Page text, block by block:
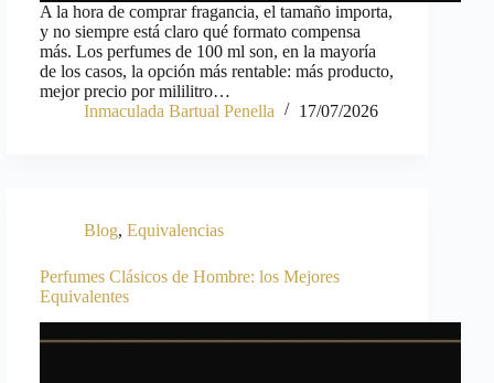
A la hora de comprar fragancia, el tamaño importa,
y no siempre está claro qué formato compensa
más. Los perfumes de 100 ml son, en la mayoría
de los casos, la opción más rentable: más producto,
mejor precio por mililitro…
Inmaculada Bartual Penella
17/07/2026
Blog, Equivalencias
Perfumes Clásicos de Hombre: los Mejores
Equivalentes